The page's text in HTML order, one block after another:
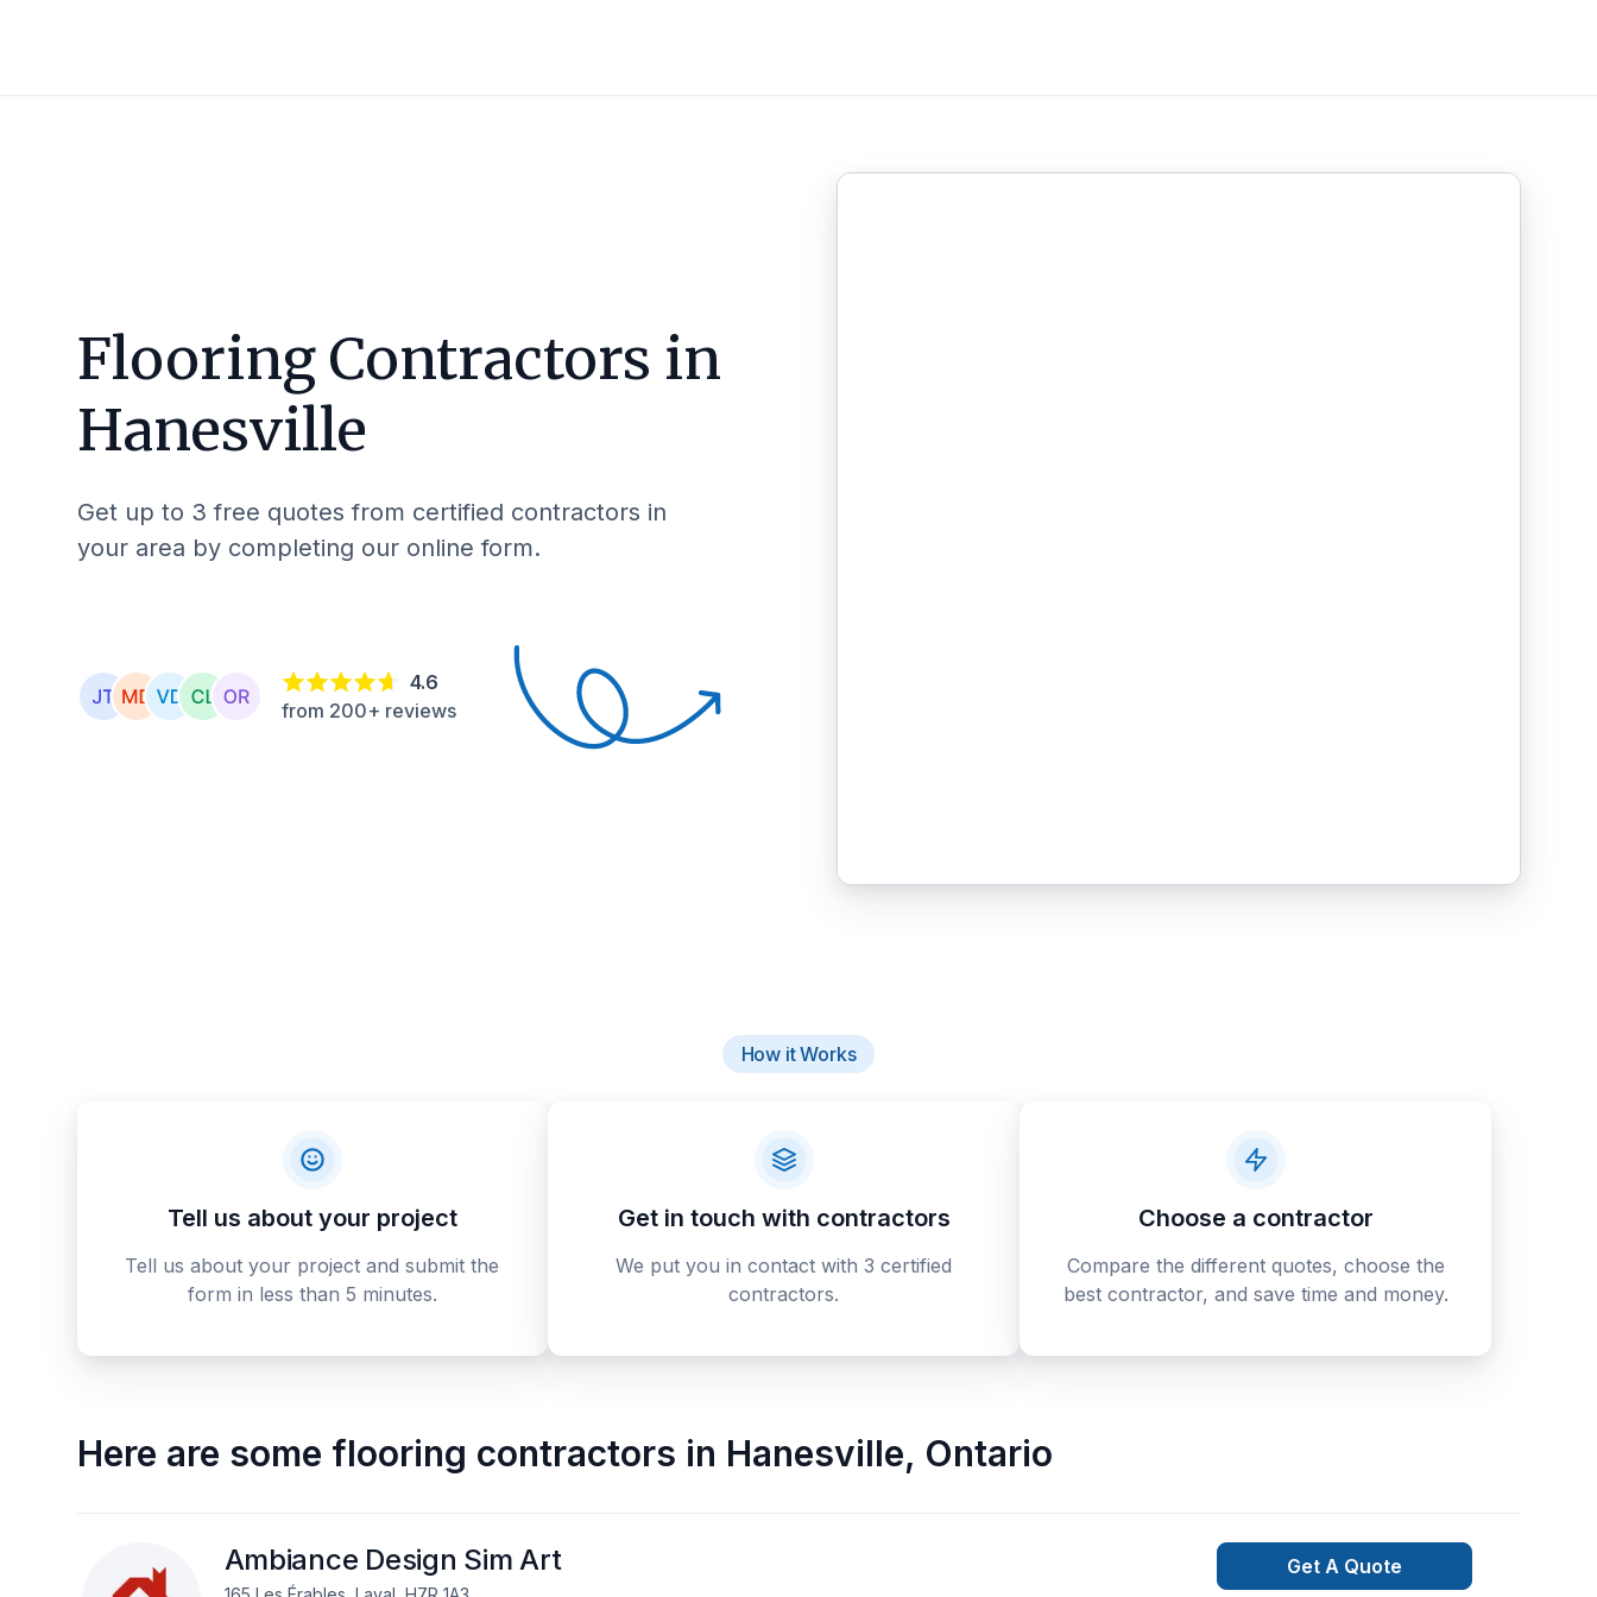
Flooring Contractors in
Hanesville
Get up to 3 free quotes from certified contractors in
your area by completing our online form.
4.6
from 200+ reviews
How it Works
Tell us about your project
Tell us about your project and submit the
form in less than 5 minutes.
Get in touch with contractors
We put you in contact with 3 certified
contractors.
Choose a contractor
Compare the different quotes, choose the
best contractor, and save time and money.
Here are some flooring contractors in Hanesville, Ontario
Ambiance Design Sim Art Get A Quote